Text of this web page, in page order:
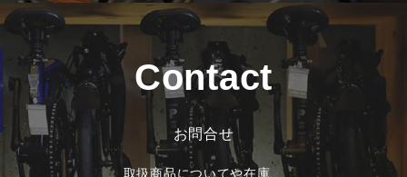
Contact
お問合せ
取扱商品についてや在庫、